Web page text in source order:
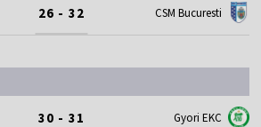
26 - 32 CSM Bucuresti
30 - 31 Gyori EKC